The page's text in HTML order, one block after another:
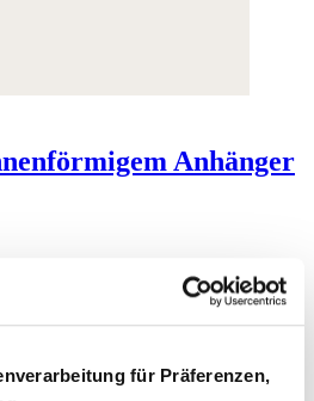
für Präferenzen,
Anhänger